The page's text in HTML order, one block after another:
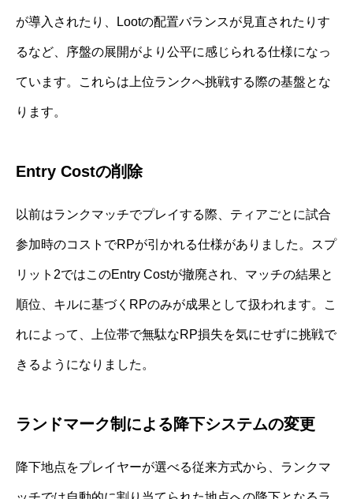
が導入されたり、Lootの配置バランスが見直されたりす
るなど、序盤の展開がより公平に感じられる仕様になっ
ています。これらは上位ランクへ挑戦する際の基盤とな
ります。
Entry Costの削除
以前はランクマッチでプレイする際、ティアごとに試合
参加時のコストでRPが引かれる仕様がありました。スプ
リット2ではこのEntry Costが撤廃され、マッチの結果と
順位、キルに基づくRPのみが成果として扱われます。こ
れによって、上位帯で無駄なRP損失を気にせずに挑戦で
きるようになりました。
ランドマーク制による降下システムの変更
降下地点をプレイヤーが選べる従来方式から、ランクマ